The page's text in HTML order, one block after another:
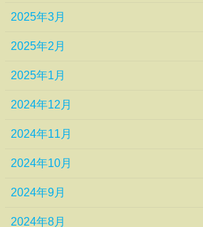
2025年3月
2025年2月
2025年1月
2024年12月
2024年11月
2024年10月
2024年9月
2024年8月